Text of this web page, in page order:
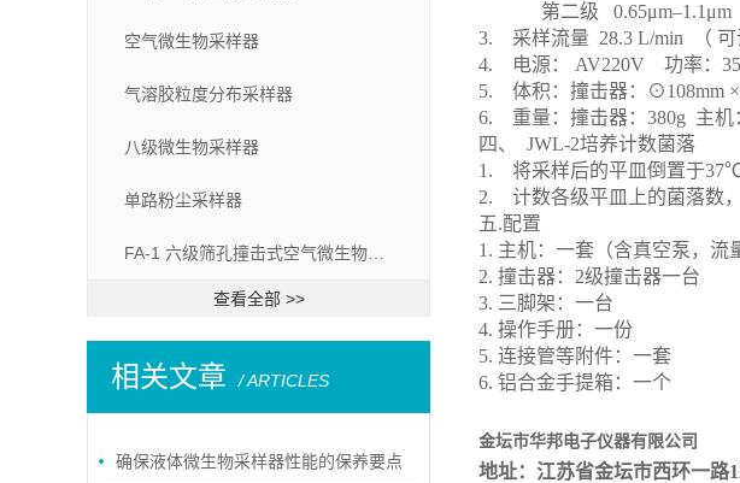
空气微生物采样器
气溶胶粒度分布采样器
八级微生物采样器
单路粉尘采样器
查看全部 >>
相关文章 / ARTICLES
确保液体微生物采样器性能的保养要点
第二级
3. 采样流量 28.3 L/min （ 可
4. 电源： AV220V 功率：
5. 体积：撞击器：⊙108mm
6. 重量：撞击器：380g 主机
四、 JWL-2培养计数菌落
1. 将采样后的平皿倒置于37℃
2. 计数各级平皿上的菌落数
五.配置
1. 主机：一套（含真空泵，流
2. 撞击器：2级撞击器一台
3. 三脚架：一台
4. 操作手册：一份
5. 连接管等附件：一套
6. 铝合金手提箱：一个
金坛市华邦电子仪器有限公司
地址：江苏省金坛市西环一路